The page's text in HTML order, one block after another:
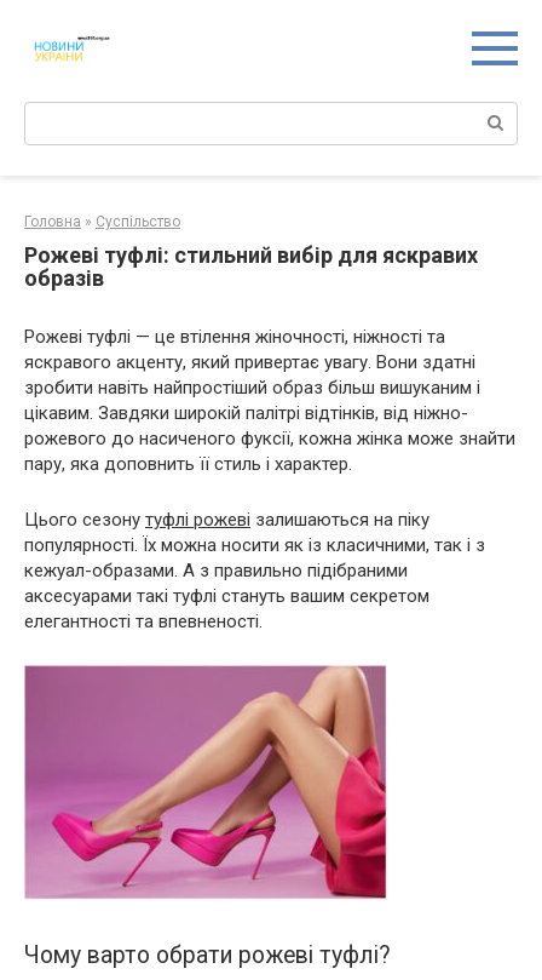
контенту
Поиск:
Головна » Суспільство
Рожеві туфлі: стильний вибір для яскравих
образів
Рожеві туфлі — це втілення жіночності, ніжності та
яскравого акценту, який привертає увагу. Вони здатні
зробити навіть найпростіший образ більш вишуканим і
цікавим. Завдяки широкій палітрі відтінків, від ніжно-
рожевого до насиченого фуксії, кожна жінка може знайти
пару, яка доповнить її стиль і характер.
Цього сезону туфлі рожеві залишаються на піку
популярності. Їх можна носити як із класичними, так і з
кежуал-образами. А з правильно підібраними
аксесуарами такі туфлі стануть вашим секретом
елегантності та впевненості.
Чому варто обрати рожеві туфлі?